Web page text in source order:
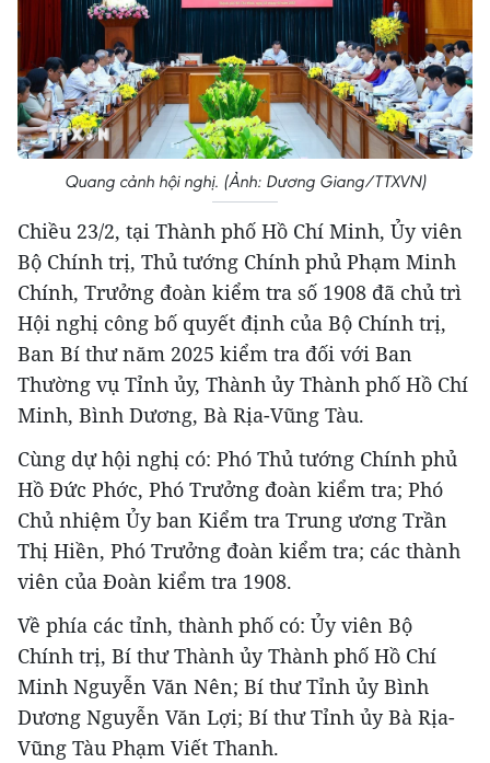
Quang cảnh hội nghị. (Ảnh: Dương Giang/TTXVN)
Chiều 23/2, tại Thành phố Hồ Chí Minh, Ủy viên
Bộ Chính trị, Thủ tướng Chính phủ Phạm Minh
Chính, Trưởng đoàn kiểm tra số 1908 đã chủ trì
Hội nghị công bố quyết định của Bộ Chính trị,
Ban Bí thư năm 2025 kiểm tra đối với Ban
Thường vụ Tỉnh ủy, Thành ủy Thành phố Hồ Chí
Minh, Bình Dương, Bà Rịa-Vũng Tàu.
Cùng dự hội nghị có: Phó Thủ tướng Chính phủ
Hồ Đức Phớc, Phó Trưởng đoàn kiểm tra; Phó
Chủ nhiệm Ủy ban Kiểm tra Trung ương Trần
Thị Hiền, Phó Trưởng đoàn kiểm tra; các thành
viên của Đoàn kiểm tra 1908.
Về phía các tỉnh, thành phố có: Ủy viên Bộ
Chính trị, Bí thư Thành ủy Thành phố Hồ Chí
Minh Nguyễn Văn Nên; Bí thư Tỉnh ủy Bình
Dương Nguyễn Văn Lợi; Bí thư Tỉnh ủy Bà Rịa-
Vũng Tàu Phạm Viết Thanh.